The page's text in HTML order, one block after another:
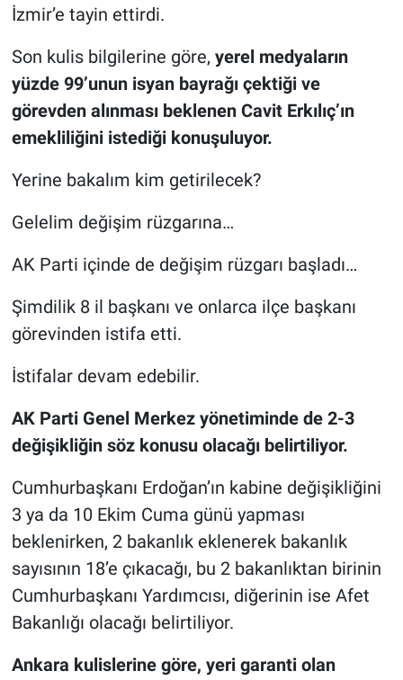
İzmir’e tayin ettirdi.
Son kulis bilgilerine göre, yerel medyaların
yüzde 99’unun isyan bayrağı çektiği ve
görevden alınması beklenen Cavit Erkılıç’ın
emekliliğini istediği konuşuluyor.
Yerine bakalım kim getirilecek?
Gelelim değişim rüzgarına…
AK Parti içinde de değişim rüzgarı başladı…
Şimdilik 8 il başkanı ve onlarca ilçe başkanı
görevinden istifa etti.
İstifalar devam edebilir.
AK Parti Genel Merkez yönetiminde de 2-3
değişikliğin söz konusu olacağı belirtiliyor.
Cumhurbaşkanı Erdoğan’ın kabine değişikliğini
3 ya da 10 Ekim Cuma günü yapması
beklenirken, 2 bakanlık eklenerek bakanlık
sayısının 18’e çıkacağı, bu 2 bakanlıktan birinin
Cumhurbaşkanı Yardımcısı, diğerinin ise Afet
Bakanlığı olacağı belirtiliyor.
Ankara kulislerine göre, yeri garanti olan